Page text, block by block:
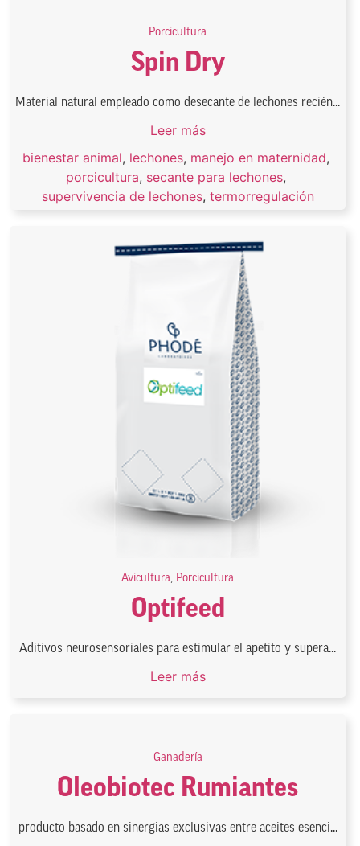
Porcicultura
Spin Dry
Material natural empleado como desecante de lechones recién...
Leer más
bienestar animal, lechones, manejo en maternidad,
porcicultura, secante para lechones,
supervivencia de lechones, termorregulación
Avicultura, Porcicultura
Optifeed
Aditivos neurosensoriales para estimular el apetito y supera...
Leer más
Ganadería
Oleobiotec Rumiantes
producto basado en sinergias exclusivas entre aceites esenci...